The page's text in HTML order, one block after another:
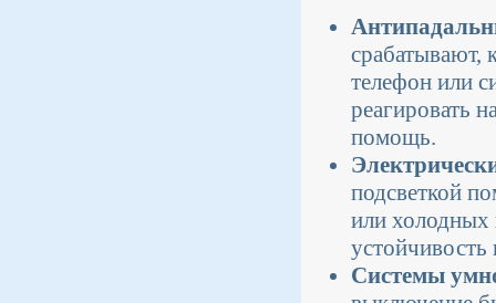
срабатывают,
телефон или
реагировать
помощь.
подсветкой
или
Системы